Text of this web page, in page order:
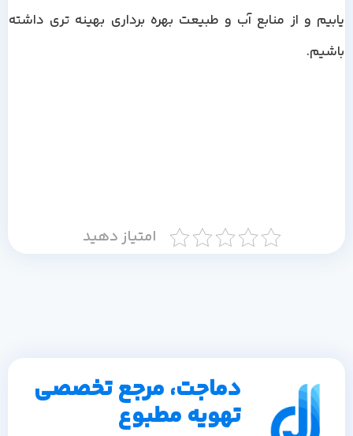
یابیم و از منابع آب و طبیعت بهره برداری بهینه تری داشته
باشیم.
امتیاز دهید
دماجت، مرجع تخصصی
تهویه مطبوع